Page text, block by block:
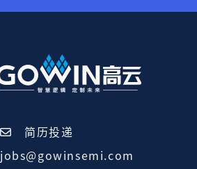
简历投递
jobs@gowinsemi.com